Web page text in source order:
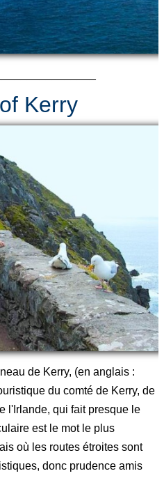
Kerry
de Kerry, (en anglais :
du comté de Kerry, de
l'Irlande, qui fait presque le
est le mot le plus
où les routes étroites sont
donc prudence amis